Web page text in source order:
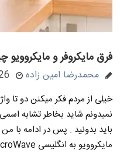
فرق مایکروفر و مایکروویو
محمدرضا امین زاده 26
خیلی از مردم فکر میکنن دو تا
نمیدونم شاید بخاطر تشابه
باید بدونید . پس در ادامه با من
مایکروویو به انگلیسی MicroWave […]